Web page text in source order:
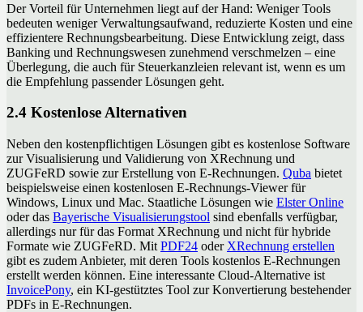
Der Vorteil für Unternehmen liegt auf der Hand: Weniger Tools
bedeuten weniger Verwaltungsaufwand, reduzierte Kosten und eine
effizientere Rechnungsbearbeitung. Diese Entwicklung zeigt, dass
Banking und Rechnungswesen zunehmend verschmelzen – eine
Überlegung, die auch für Steuerkanzleien relevant ist, wenn es um
die Empfehlung passender Lösungen geht.
2.4 Kostenlose Alternativen
Neben den kostenpflichtigen Lösungen gibt es kostenlose Software
zur Visualisierung und Validierung von XRechnung und
ZUGFeRD sowie zur Erstellung von E-Rechnungen. Quba bietet
beispielsweise einen kostenlosen E-Rechnungs-Viewer für
Windows, Linux und Mac. Staatliche Lösungen wie Elster Online
oder das Bayerische Visualisierungstool sind ebenfalls verfügbar,
allerdings nur für das Format XRechnung und nicht für hybride
Formate wie ZUGFeRD. Mit PDF24 oder XRechnung erstellen
gibt es zudem Anbieter, mit deren Tools kostenlos E-Rechnungen
erstellt werden können. Eine interessante Cloud-Alternative ist
InvoicePony, ein KI-gestütztes Tool zur Konvertierung bestehender
PDFs in E-Rechnungen.